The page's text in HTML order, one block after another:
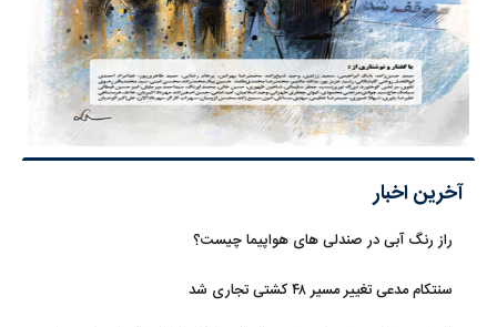
آخرین اخبار
راز رنگ آبی در صندلی های هواپیما چیست؟
سنتکام مدعی تغییر مسیر ۴۸ کشتی تجاری شد